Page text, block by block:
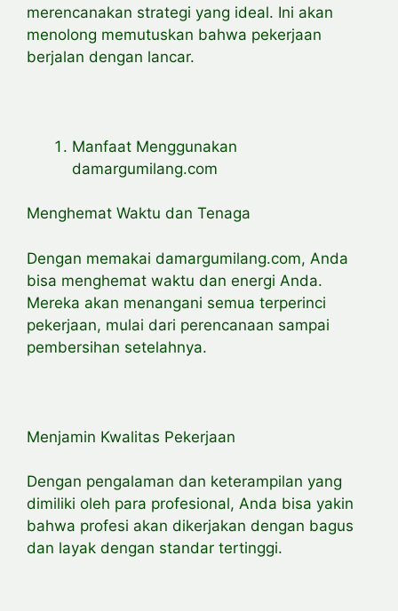
merencanakan strategi yang ideal. Ini akan
menolong memutuskan bahwa pekerjaan
berjalan dengan lancar.
Manfaat Menggunakan
damargumilang.com
Menghemat Waktu dan Tenaga
Dengan memakai damargumilang.com, Anda
bisa menghemat waktu dan energi Anda.
Mereka akan menangani semua terperinci
pekerjaan, mulai dari perencanaan sampai
pembersihan setelahnya.
Menjamin Kwalitas Pekerjaan
Dengan pengalaman dan keterampilan yang
dimiliki oleh para profesional, Anda bisa yakin
bahwa profesi akan dikerjakan dengan bagus
dan layak dengan standar tertinggi.